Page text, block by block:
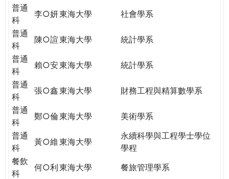
普通
科
李○妍東海大學
社會學系
普通
科
陳○諠東海大學
統計學系
普通
科
賴○安東海大學
統計學系
普通
科
張○鑫東海大學
財務工程與精算數學系
普通
科
鄭○倫東海大學
美術學系
普通
科
黃○維東海大學
永續科學與工程學士學位
學程
餐飲
科
何○利東海大學
餐旅管理學系